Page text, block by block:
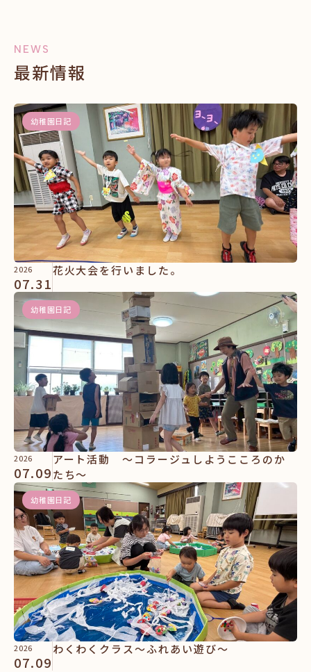
NEWS
最新情報
幼稚園日記
2026
07.31
花火大会を行いました。
幼稚園日記
2026
07.09
アート活動 ～コラージュしようこころのか
たち～
幼稚園日記
2026
07.09
わくわくクラス～ふれあい遊び～